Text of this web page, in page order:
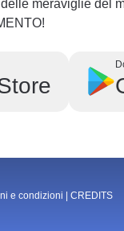
meraviglie del
e condizioni CREDITS